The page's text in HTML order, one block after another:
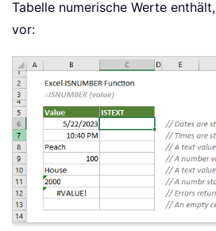
Tabelle numerische Werte
vor: